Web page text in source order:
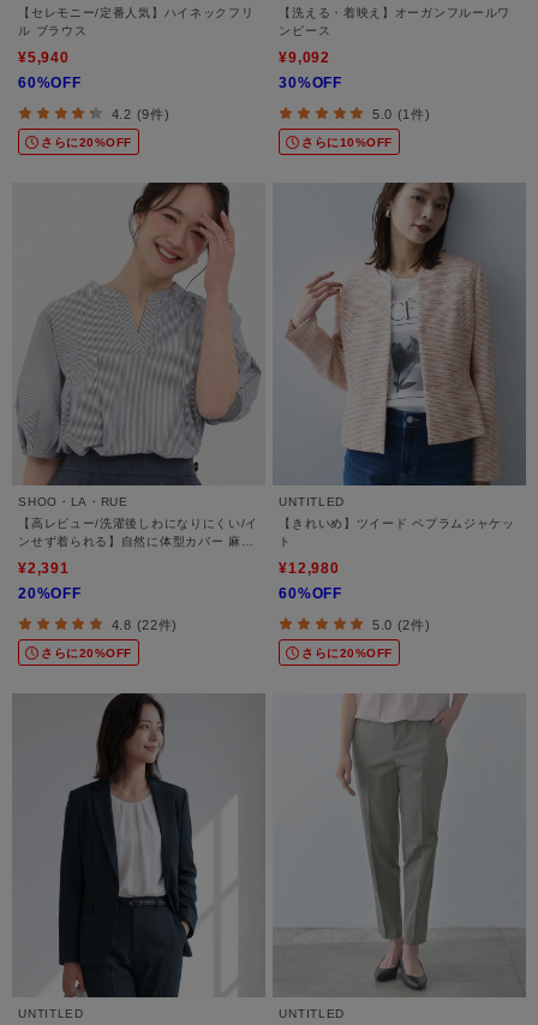
【セレモニー/定番人気】ハイネックフリ
ル ブラウス
¥5,940
60%OFF
4.2 (9件)
さらに20%OFF
【洗える・着映え】オーガンフルールワ
ンピース
¥9,092
30%OFF
5.0 (1件)
さらに10%OFF
SHOO・LA・RUE
【高レビュー/洗濯後しわになりにくい/イ
ンせず着られる】自然に体型カバー 麻調
¥2,391
20%OFF
4.8 (22件)
さらに20%OFF
UNTITLED
【きれいめ】ツイード ペプラムジャケッ
ト
¥12,980
60%OFF
5.0 (2件)
さらに20%OFF
UNTITLED
UNTITLED